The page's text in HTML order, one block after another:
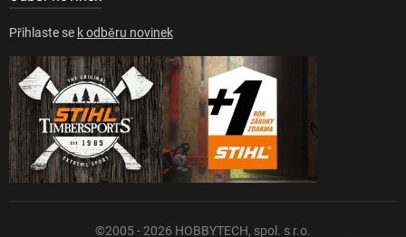
Přihlaste se k odběru novinek
©2005 - 2026 HOBBYTECH, spol. s r.o.